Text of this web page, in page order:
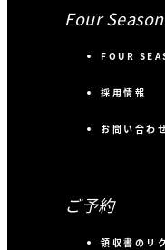
Four
FOUR
採用情報
お問い合わ
ご予約
領収書のリ